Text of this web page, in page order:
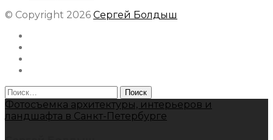
© Copyright 2026 Сергей Болдыш
Найти:
Фотосъемка архитектуры, интерьеров и
ландшафта в Санкт-Петербурге